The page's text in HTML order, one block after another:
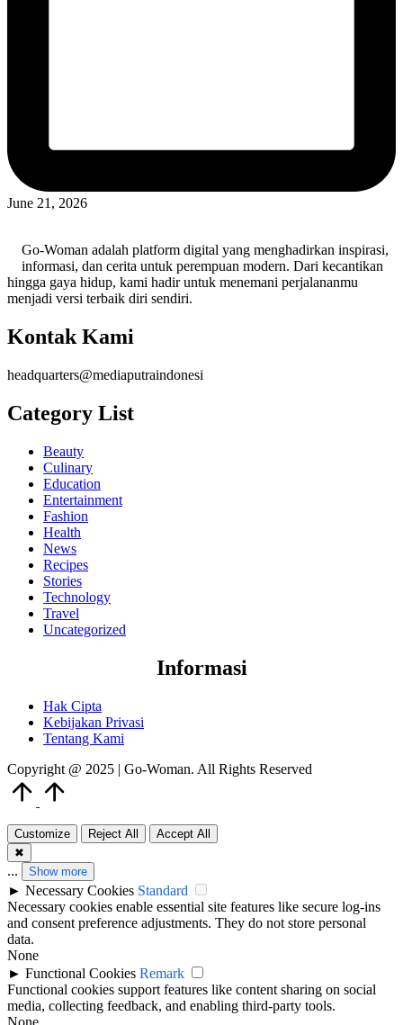
June 21, 2026
Go-Woman adalah platform digital yang menghadirkan inspirasi,
informasi, dan cerita untuk perempuan modern. Dari kecantikan
hingga gaya hidup, kami hadir untuk menemani perjalananmu
menjadi versi terbaik diri sendiri.
Kontak Kami
headquarters@mediaputraindonesi
Category List
Beauty
Culinary
Education
Entertainment
Fashion
Health
News
Recipes
Stories
Technology
Travel
Uncategorized
Informasi
Hak Cipta
Kebijakan Privasi
Tentang Kami
Copyright @ 2025 | Go-Woman. All Rights Reserved
Customize Reject All
Accept All
✖
... Show more
► Necessary Cookies Standard
Necessary cookies enable essential site features like secure log-ins
and consent preference adjustments. They do not store personal
data.
None
► Functional Cookies Remark
Functional cookies support features like content sharing on social
media, collecting feedback, and enabling third-party tools.
None